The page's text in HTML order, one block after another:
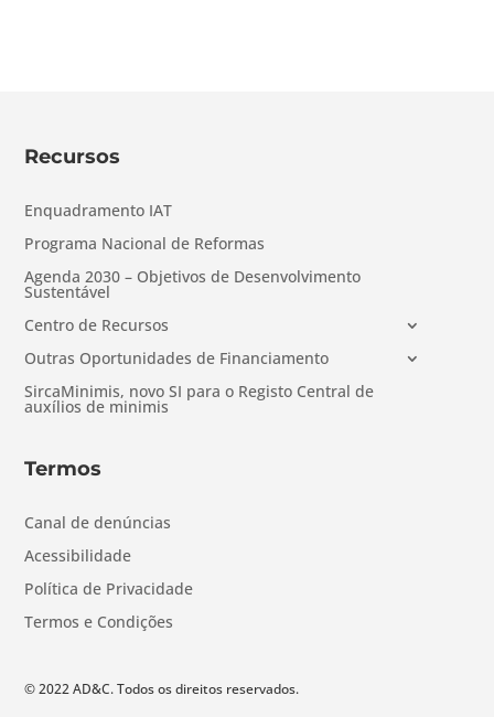
Recursos
Enquadramento IAT
Programa Nacional de Reformas
Agenda 2030 – Objetivos de Desenvolvimento
Sustentável
Centro de Recursos
Outras Oportunidades de Financiamento
SircaMinimis, novo SI para o Registo Central de
auxílios de minimis
Termos
Canal de denúncias
Acessibilidade
Política de Privacidade
Termos e Condições
© 2022 AD&C. Todos os direitos reservados.